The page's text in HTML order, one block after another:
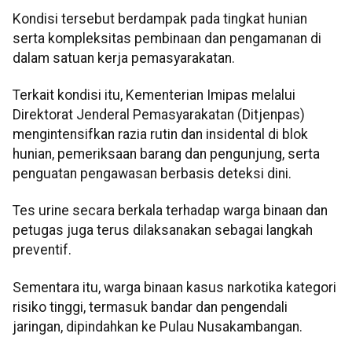
Kondisi tersebut berdampak pada tingkat hunian
serta kompleksitas pembinaan dan pengamanan di
dalam satuan kerja pemasyarakatan.
Terkait kondisi itu, Kementerian Imipas melalui
Direktorat Jenderal Pemasyarakatan (Ditjenpas)
mengintensifkan razia rutin dan insidental di blok
hunian, pemeriksaan barang dan pengunjung, serta
penguatan pengawasan berbasis deteksi dini.
Tes urine secara berkala terhadap warga binaan dan
petugas juga terus dilaksanakan sebagai langkah
preventif.
Sementara itu, warga binaan kasus narkotika kategori
risiko tinggi, termasuk bandar dan pengendali
jaringan, dipindahkan ke Pulau Nusakambangan.